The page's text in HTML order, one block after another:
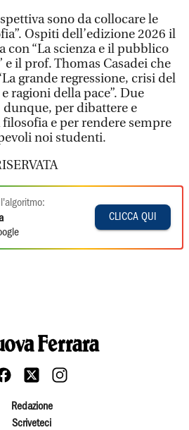
sono da collocare le
Ospiti dell’edizione 2026 il
con “La scienza e il pubblico
e il prof. Thomas Casadei che
grande regressione, crisi del
ragioni della pace”. Due
per dibattere e
e per rendere sempre
noi studenti.
CLICCA QUI
Redazione
Scriveteci